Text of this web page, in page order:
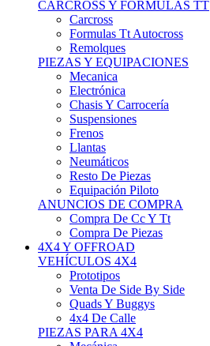
CARCROSS Y FORMULAS TT
Carcross
Formulas Tt Autocross
Remolques
PIEZAS Y EQUIPACIONES
Mecanica
Electrónica
Chasis Y Carrocería
Suspensiones
Frenos
Llantas
Neumáticos
Resto De Piezas
Equipación Piloto
ANUNCIOS DE COMPRA
Compra De Cc Y Tt
Compra De Piezas
4X4 Y OFFROAD
VEHÍCULOS 4X4
Prototipos
Venta De Side By Side
Quads Y Buggys
4x4 De Calle
PIEZAS PARA 4X4